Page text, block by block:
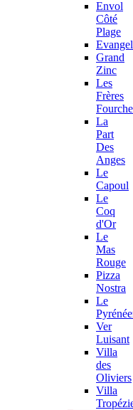
Envol
Côté
Plage
Grand
Zinc
Les
Frères
La
Part
Des
Anges
Le
Capoul
Le
Coq
d'Or
Le
Mas
Rouge
Pizza
Nostra
Le
Ver
Luisant
Villa
des
Oliviers
Villa